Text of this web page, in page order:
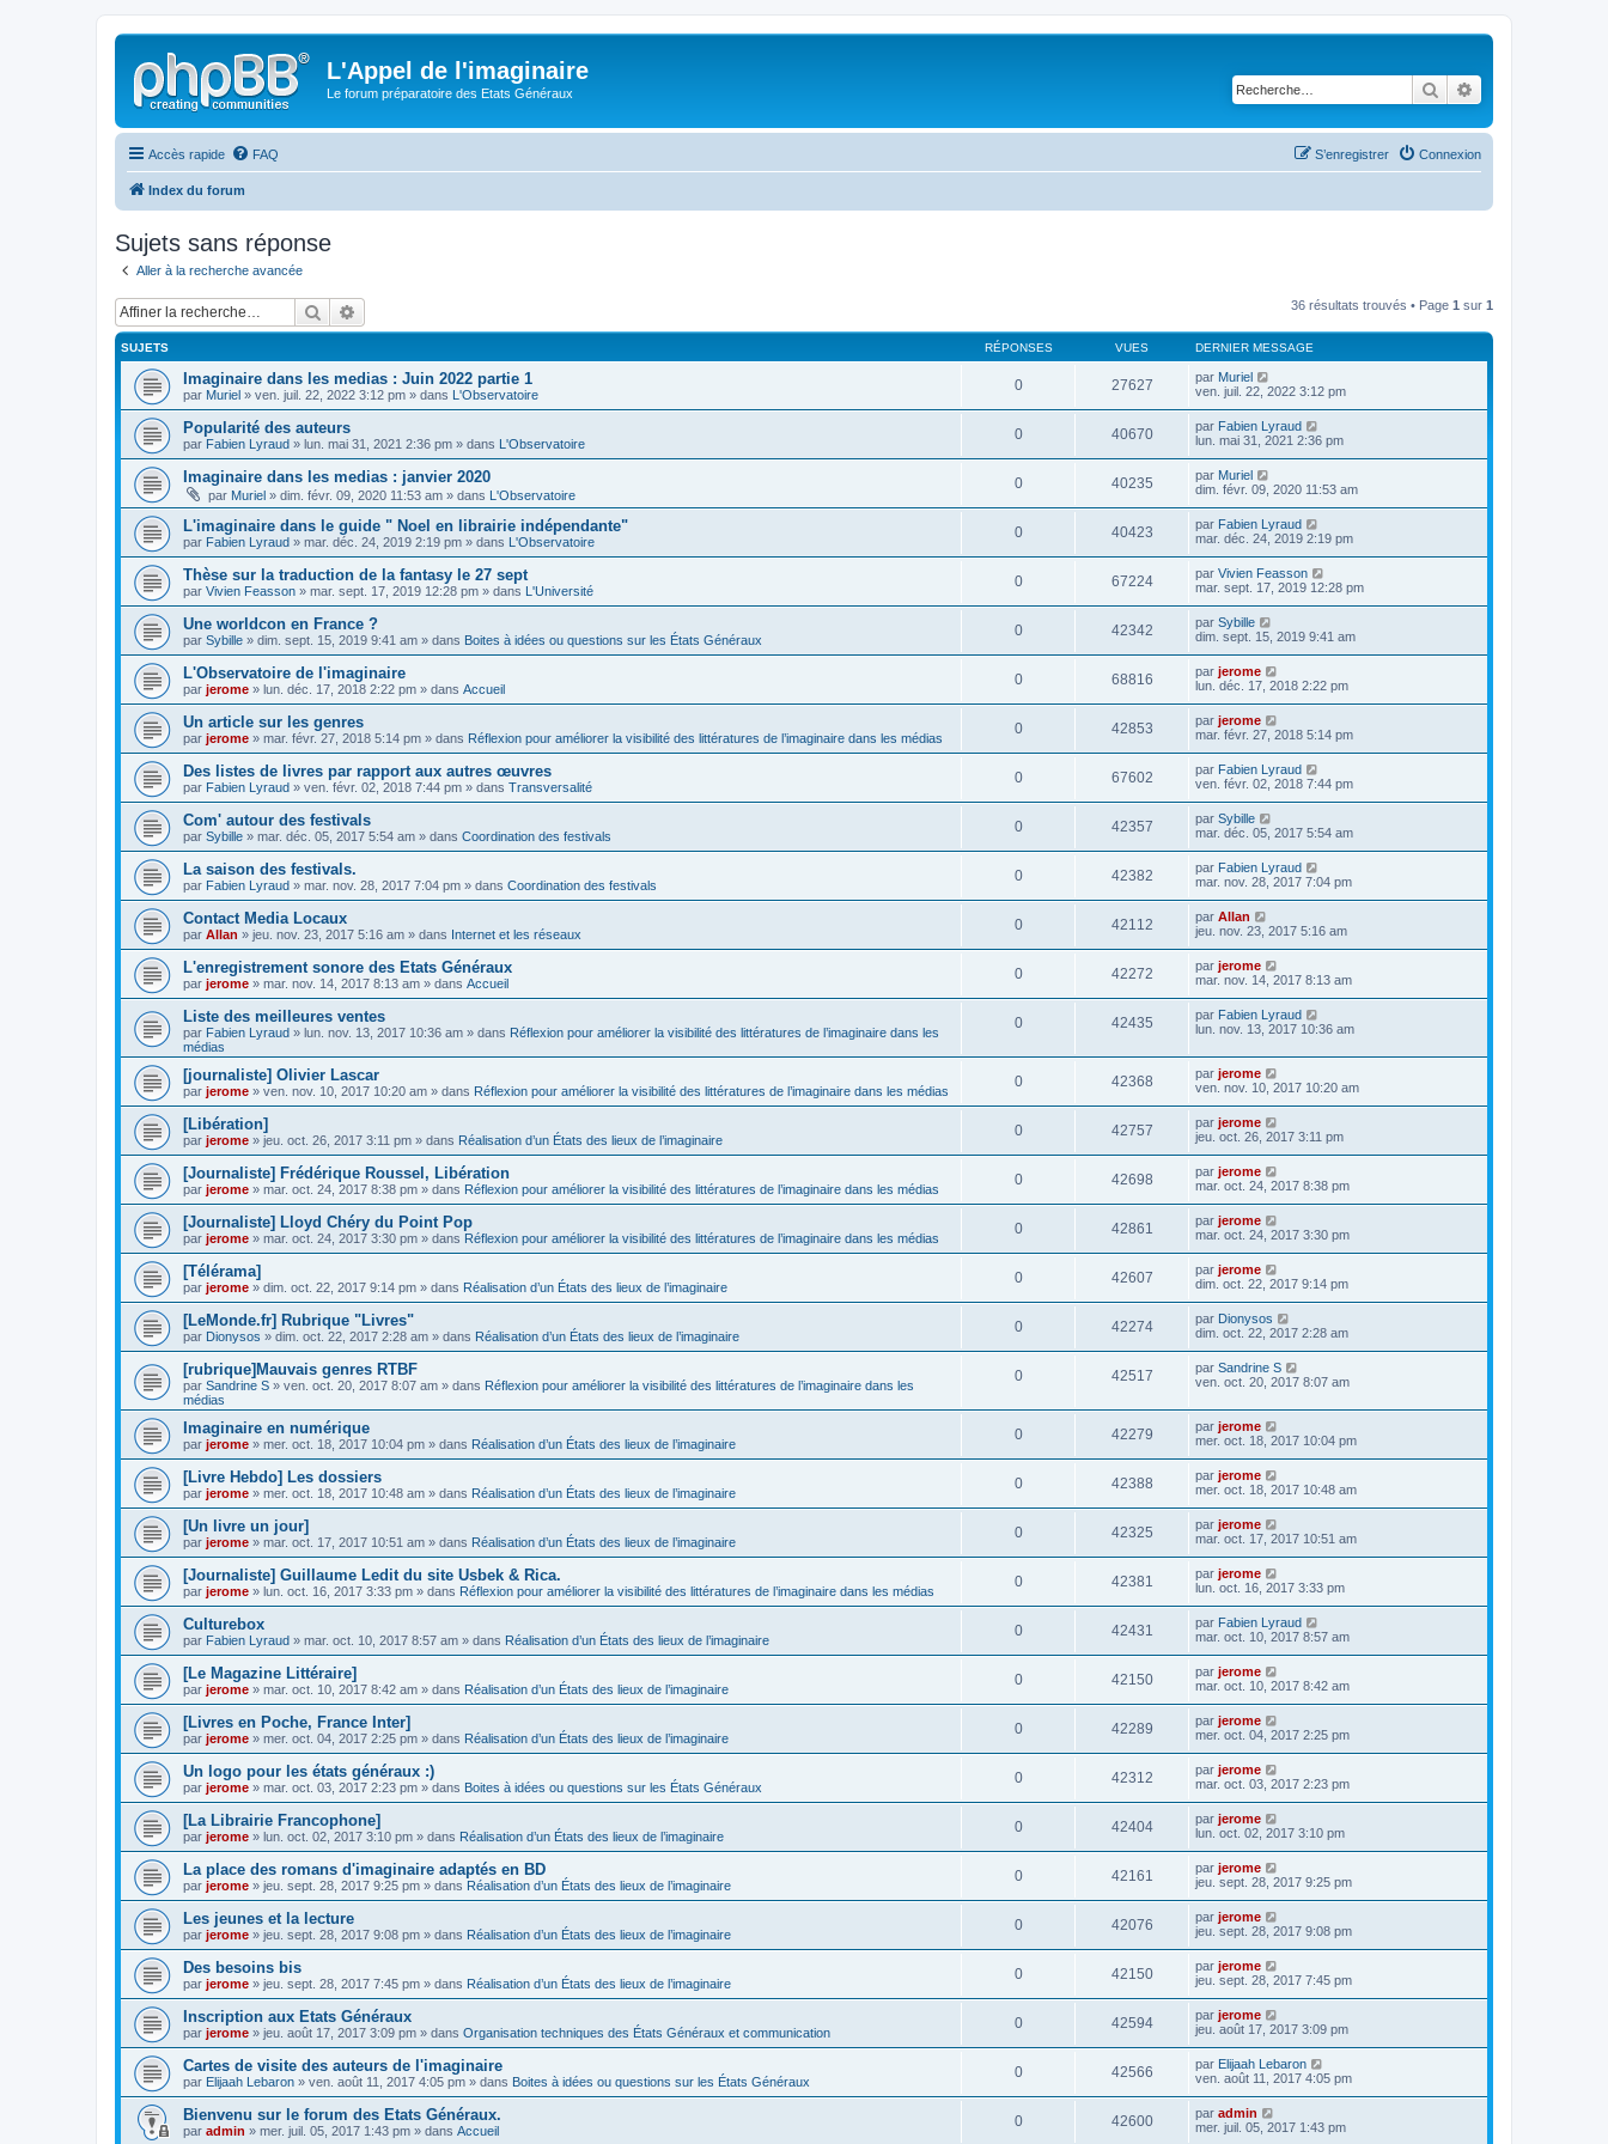
L'Appel de l'imaginaire
Le forum préparatoire des Etats Généraux Rechercher
Accès rapide FAQ Connexion
S’enregistrer
Index du forum
Sujets sans réponse
Aller à la recherche avancée
Rechercher 36 résultats trouvés • Page 1 sur 1
SUJETS RÉPONSES VUES DERNIER MESSAGE
Imaginaire dans les medias : Juin 2022 partie 1
par Muriel » ven. juil. 22, 2022 3:12 pm » dans L'Observatoire
0 27627 par Muriel
ven. juil. 22, 2022 3:12 pm
Popularité des auteurs
par Fabien Lyraud » lun. mai 31, 2021 2:36 pm » dans L'Observatoire
0 40670 par Fabien Lyraud
lun. mai 31, 2021 2:36 pm
Imaginaire dans les medias : janvier 2020
par Muriel » dim. févr. 09, 2020 11:53 am » dans L'Observatoire
0 40235 par Muriel
dim. févr. 09, 2020 11:53 am
L'imaginaire dans le guide " Noel en librairie indépendante"
par Fabien Lyraud » mar. déc. 24, 2019 2:19 pm » dans L'Observatoire
0 40423 par Fabien Lyraud
mar. déc. 24, 2019 2:19 pm
Thèse sur la traduction de la fantasy le 27 sept
par Vivien Feasson » mar. sept. 17, 2019 12:28 pm » dans L'Université
0 67224 par Vivien Feasson
mar. sept. 17, 2019 12:28 pm
Une worldcon en France ?
par Sybille » dim. sept. 15, 2019 9:41 am » dans Boites à idées ou questions sur les États Généraux
0 42342 par Sybille
dim. sept. 15, 2019 9:41 am
L'Observatoire de l'imaginaire
par jerome » lun. déc. 17, 2018 2:22 pm » dans Accueil
0 68816 par jerome
lun. déc. 17, 2018 2:22 pm
Un article sur les genres
par jerome » mar. févr. 27, 2018 5:14 pm » dans Réflexion pour améliorer la visibilité des littératures de l’imaginaire dans les médias
0 42853 par jerome
mar. févr. 27, 2018 5:14 pm
Des listes de livres par rapport aux autres œuvres
par Fabien Lyraud » ven. févr. 02, 2018 7:44 pm » dans Transversalité
0 67602 par Fabien Lyraud
ven. févr. 02, 2018 7:44 pm
Com' autour des festivals
par Sybille » mar. déc. 05, 2017 5:54 am » dans Coordination des festivals
0 42357 par Sybille
mar. déc. 05, 2017 5:54 am
La saison des festivals.
par Fabien Lyraud » mar. nov. 28, 2017 7:04 pm » dans Coordination des festivals
0 42382 par Fabien Lyraud
mar. nov. 28, 2017 7:04 pm
Contact Media Locaux
par Allan » jeu. nov. 23, 2017 5:16 am » dans Internet et les réseaux
0 42112 par Allan
jeu. nov. 23, 2017 5:16 am
L'enregistrement sonore des Etats Généraux
par jerome » mar. nov. 14, 2017 8:13 am » dans Accueil
0 42272 par jerome
mar. nov. 14, 2017 8:13 am
Liste des meilleures ventes
par Fabien Lyraud » lun. nov. 13, 2017 10:36 am » dans Réflexion pour améliorer la visibilité des littératures de l’imaginaire dans les
médias
0 42435 par Fabien Lyraud
lun. nov. 13, 2017 10:36 am
[journaliste] Olivier Lascar
par jerome » ven. nov. 10, 2017 10:20 am » dans Réflexion pour améliorer la visibilité des littératures de l’imaginaire dans les médias
0 42368 par jerome
ven. nov. 10, 2017 10:20 am
[Libération]
par jerome » jeu. oct. 26, 2017 3:11 pm » dans Réalisation d’un États des lieux de l’imaginaire
0 42757 par jerome
jeu. oct. 26, 2017 3:11 pm
[Journaliste] Frédérique Roussel, Libération
par jerome » mar. oct. 24, 2017 8:38 pm » dans Réflexion pour améliorer la visibilité des littératures de l’imaginaire dans les médias
0 42698 par jerome
mar. oct. 24, 2017 8:38 pm
[Journaliste] Lloyd Chéry du Point Pop
par jerome » mar. oct. 24, 2017 3:30 pm » dans Réflexion pour améliorer la visibilité des littératures de l’imaginaire dans les médias
0 42861 par jerome
mar. oct. 24, 2017 3:30 pm
[Télérama]
par jerome » dim. oct. 22, 2017 9:14 pm » dans Réalisation d’un États des lieux de l’imaginaire
0 42607 par jerome
dim. oct. 22, 2017 9:14 pm
[LeMonde.fr] Rubrique "Livres"
par Dionysos » dim. oct. 22, 2017 2:28 am » dans Réalisation d’un États des lieux de l’imaginaire
0 42274 par Dionysos
dim. oct. 22, 2017 2:28 am
[rubrique]Mauvais genres RTBF
par Sandrine S » ven. oct. 20, 2017 8:07 am » dans Réflexion pour améliorer la visibilité des littératures de l’imaginaire dans les
médias
0 42517 par Sandrine S
ven. oct. 20, 2017 8:07 am
Imaginaire en numérique
par jerome » mer. oct. 18, 2017 10:04 pm » dans Réalisation d’un États des lieux de l’imaginaire
0 42279 par jerome
mer. oct. 18, 2017 10:04 pm
[Livre Hebdo] Les dossiers
par jerome » mer. oct. 18, 2017 10:48 am » dans Réalisation d’un États des lieux de l’imaginaire
0 42388 par jerome
mer. oct. 18, 2017 10:48 am
[Un livre un jour]
par jerome » mar. oct. 17, 2017 10:51 am » dans Réalisation d’un États des lieux de l’imaginaire
0 42325 par jerome
mar. oct. 17, 2017 10:51 am
[Journaliste] Guillaume Ledit du site Usbek & Rica.
par jerome » lun. oct. 16, 2017 3:33 pm » dans Réflexion pour améliorer la visibilité des littératures de l’imaginaire dans les médias
0 42381 par jerome
lun. oct. 16, 2017 3:33 pm
Culturebox
par Fabien Lyraud » mar. oct. 10, 2017 8:57 am » dans Réalisation d’un États des lieux de l’imaginaire
0 42431 par Fabien Lyraud
mar. oct. 10, 2017 8:57 am
[Le Magazine Littéraire]
par jerome » mar. oct. 10, 2017 8:42 am » dans Réalisation d’un États des lieux de l’imaginaire
0 42150 par jerome
mar. oct. 10, 2017 8:42 am
[Livres en Poche, France Inter]
par jerome » mer. oct. 04, 2017 2:25 pm » dans Réalisation d’un États des lieux de l’imaginaire
0 42289 par jerome
mer. oct. 04, 2017 2:25 pm
Un logo pour les états généraux :)
par jerome » mar. oct. 03, 2017 2:23 pm » dans Boites à idées ou questions sur les États Généraux
0 42312 par jerome
mar. oct. 03, 2017 2:23 pm
[La Librairie Francophone]
par jerome » lun. oct. 02, 2017 3:10 pm » dans Réalisation d’un États des lieux de l’imaginaire
0 42404 par jerome
lun. oct. 02, 2017 3:10 pm
La place des romans d'imaginaire adaptés en BD
par jerome » jeu. sept. 28, 2017 9:25 pm » dans Réalisation d’un États des lieux de l’imaginaire
0 42161 par jerome
jeu. sept. 28, 2017 9:25 pm
Les jeunes et la lecture
par jerome » jeu. sept. 28, 2017 9:08 pm » dans Réalisation d’un États des lieux de l’imaginaire
0 42076 par jerome
jeu. sept. 28, 2017 9:08 pm
Des besoins bis
par jerome » jeu. sept. 28, 2017 7:45 pm » dans Réalisation d’un États des lieux de l’imaginaire
0 42150 par jerome
jeu. sept. 28, 2017 7:45 pm
Inscription aux Etats Généraux
par jerome » jeu. août 17, 2017 3:09 pm » dans Organisation techniques des États Généraux et communication
0 42594 par jerome
jeu. août 17, 2017 3:09 pm
Cartes de visite des auteurs de l'imaginaire
par Elijaah Lebaron » ven. août 11, 2017 4:05 pm » dans Boites à idées ou questions sur les États Généraux
0 42566 par Elijaah Lebaron
ven. août 11, 2017 4:05 pm
Bienvenu sur le forum des Etats Généraux.
par admin » mer. juil. 05, 2017 1:43 pm » dans Accueil
0 42600 par admin
mer. juil. 05, 2017 1:43 pm